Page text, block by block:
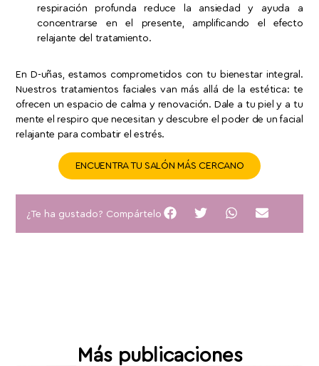
respiración profunda reduce la ansiedad y ayuda a
concentrarse en el presente, amplificando el efecto
relajante del tratamiento.
En D-uñas, estamos comprometidos con tu bienestar integral.
Nuestros tratamientos faciales van más allá de la estética: te
ofrecen un espacio de calma y renovación. Dale a tu piel y a tu
mente el respiro que necesitan y descubre el poder de un facial
relajante para combatir el estrés.
ENCUENTRA TU SALÓN MÁS CERCANO
¿Te ha gustado? Compártelo
Más publicaciones